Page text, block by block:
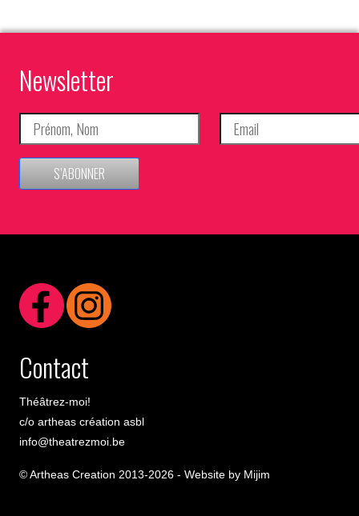
Newsletter
S’ABONNER
Contact
Théâtrez-moi!
c/o artheas création asbl
info@theatrezmoi.be
© Artheas Creation 2013-2026 - Website by Mijim